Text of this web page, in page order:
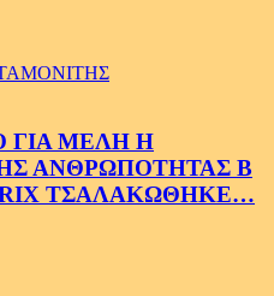
ΜΕΛΗ Η
ΑΝΘΡΩΠΟΤΗΤΑΣ Β
ΤΣΑΛΑΚΩΘΗΚΕ…